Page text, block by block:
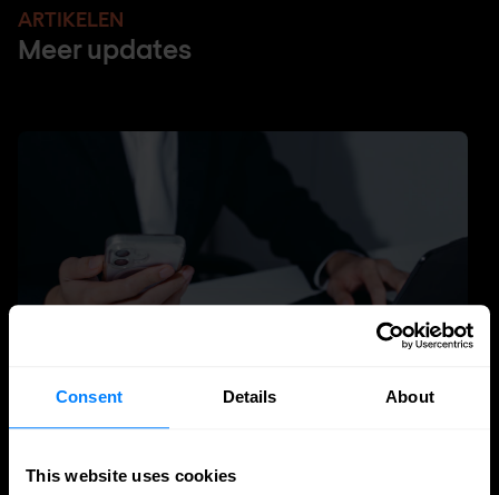
Consent Details About
This website uses cookies
ARTIKELEN
Meer updates